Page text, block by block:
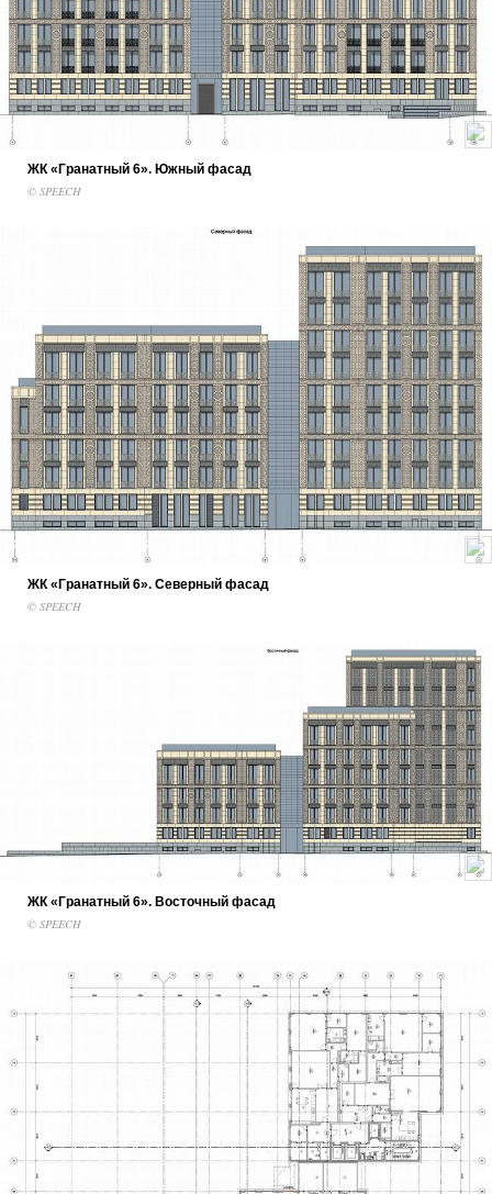
ЖК «Гранатный 6». Южный фасад
© SPEECH
ЖК «Гранатный 6». Северный фасад
© SPEECH
ЖК «Гранатный 6». Восточный фасад
© SPEECH